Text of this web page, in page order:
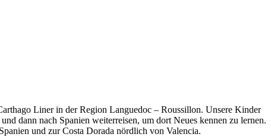
Liner in der Region Languedoc – Roussillon. Unsere Kinder
dann nach Spanien weiterreisen, um dort Neues kennen zu lernen.
und zur Costa Dorada nördlich von Valencia.